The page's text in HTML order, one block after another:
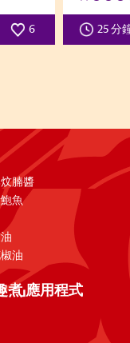
6 25 分
腩醬
魚
油
煮」應用程式